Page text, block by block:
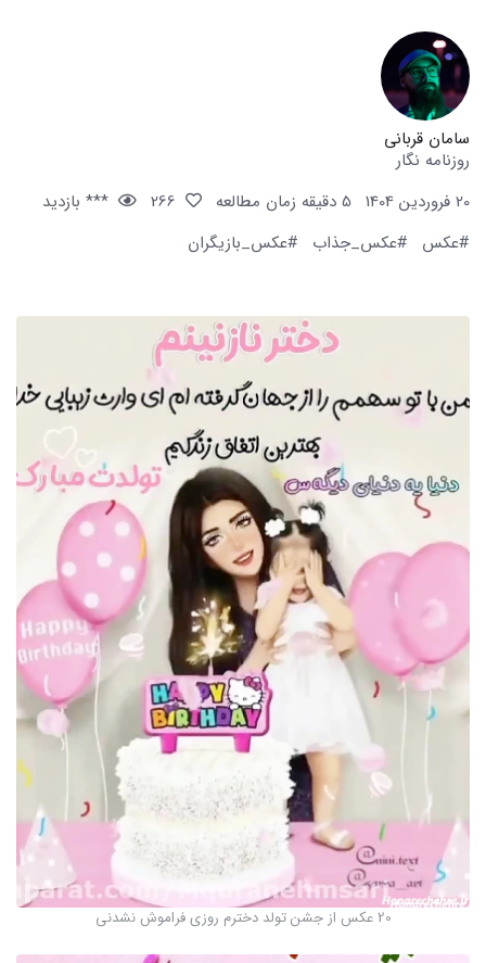
سامان قربانی
روزنامه نگار
20 فروردین 1404
5 دقیقه زمان مطالعه
*** بازدید
#عکس
#عکس_جذاب #عکس_بازیگران
20 عکس از جشن تولد دخترم روزی فراموش نشدنی